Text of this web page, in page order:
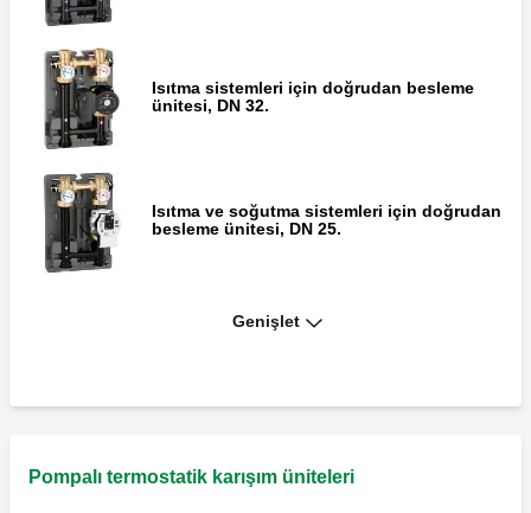
Isıtma sistemleri için doğrudan besleme
ünitesi, DN 32.
Isıtma ve soğutma sistemleri için doğrudan
besleme ünitesi, DN 25.
Isıtma ve soğutma sistemleri için doğrudan
Genişlet
Pompalı termostatik karışım üniteleri